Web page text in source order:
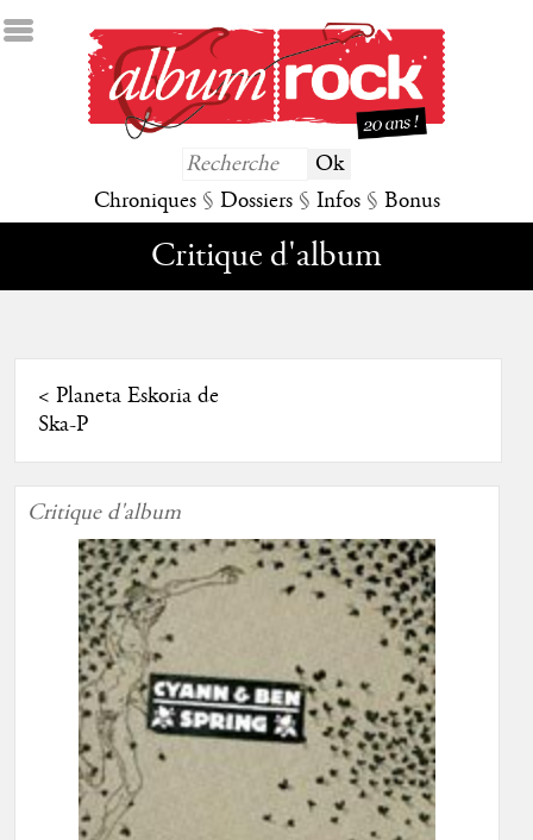
Chroniques § Dossiers § Infos § Bonus
Critique d'album
< Planeta Eskoria de
Ska-P
Critique d'album